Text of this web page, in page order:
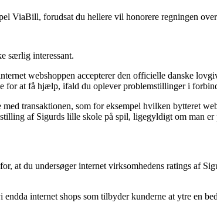
ViaBill, forudsat du hellere vil honorere regningen
særlig interessant.
webshoppen accepterer den officielle danske
for at få hjælp, ifald du oplever problemstillinger i
transaktionen, som for eksempel hvilken bytteret
af Sigurds lille skole på spil, ligegyldigt om man
at du undersøger internet virksomhedens ratings af
internet shops som tilbyder kunderne at ytre en